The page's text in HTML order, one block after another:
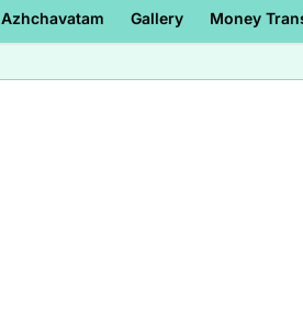
Azhchavatam Gallery Money